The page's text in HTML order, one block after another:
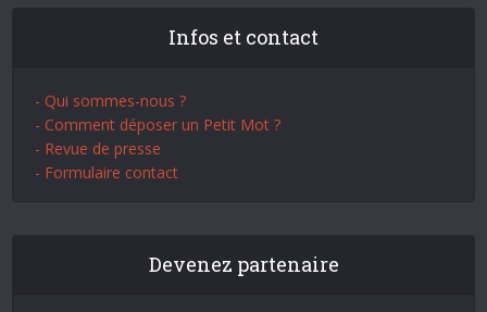
Infos et contact
- Qui sommes-nous ?
- Comment déposer un Petit Mot ?
- Revue de presse
- Formulaire contact
Devenez partenaire